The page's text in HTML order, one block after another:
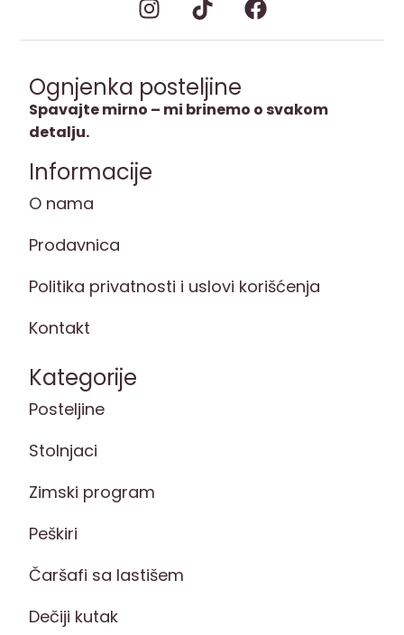
Ognjenka posteljine
Spavajte mirno – mi brinemo o svakom
detalju.
Informacije
O nama
Prodavnica
Politika privatnosti i uslovi korišćenja
Kontakt
Kategorije
Posteljine
Stolnjaci
Zimski program
Peškiri
Čaršafi sa lastišem
Dečiji kutak